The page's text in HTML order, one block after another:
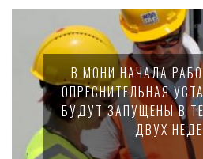
В МОНИ НАЧАЛА
ОПРЕСНИТЕЛЬНАЯ
БУДУТ ЗАПУЩЕНЫ В
ДВУХ